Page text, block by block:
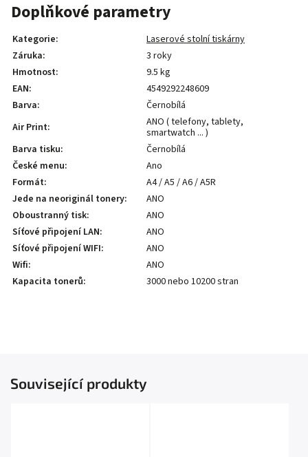
Doplňkové parametry
Kategorie:
Laserové stolní tiskárny
Záruka:
3 roky
Hmotnost:
9.5 kg
EAN:
4549292248609
Barva:
Černobílá
Air Print:
ANO ( telefony, tablety,
smartwatch ... )
Barva tisku:
Černobílá
České menu:
Ano
Formát:
A4 / A5 / A6 / A5R
Jede na neoriginál tonery:
ANO
Oboustranný tisk:
ANO
Síťové připojení LAN:
ANO
Síťové připojení WIFI:
ANO
Wifi:
ANO
Kapacita tonerů: 3000 nebo 10200 stran
Související produkty